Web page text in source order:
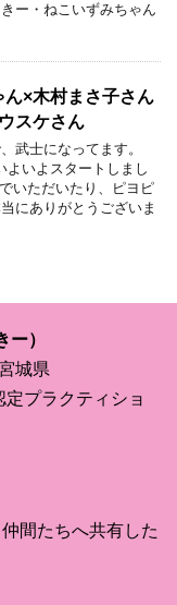
ー・ねこいずみちゃん
×木村まさ子さん
スケさん
武士になってます。
よいよスタートしまし
いただいたり、ピヨピ
にありがとうございま
）
城県
プラクティショ
間たちへ共有した